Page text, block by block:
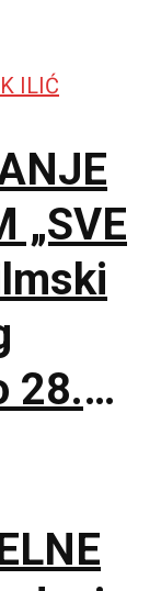
„SVE
28.